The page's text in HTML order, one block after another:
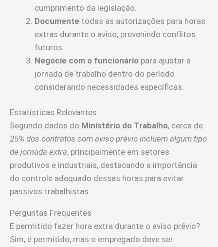
cumprimento da legislação.
Documente todas as autorizações para horas
extras durante o aviso, prevenindo conflitos
futuros.
Negocie com o funcionário para ajustar a
jornada de trabalho dentro do período
considerando necessidades específicas.
Estatísticas Relevantes
Segundo dados do Ministério do Trabalho, cerca de
25% dos contratos com aviso prévio incluem algum tipo
de jornada extra, principalmente em setores
produtivos e industriais, destacando a importância
do controle adequado dessas horas para evitar
passivos trabalhistas.
Perguntas Frequentes
É permitido fazer hora extra durante o aviso prévio?
Sim, é permitido, mas o empregado deve ser